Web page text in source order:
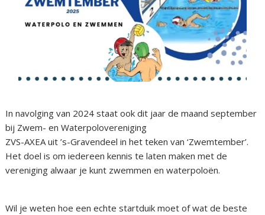
In navolging van 2024 staat ook dit jaar de maand september
bij Zwem- en Waterpolovereniging
ZVS-AXEA uit ’s-Gravendeel in het teken van ‘Zwemtember’.
Het doel is om iedereen kennis te laten maken met de
vereniging alwaar je kunt zwemmen en waterpoloën.
Wil je weten hoe een echte startduik moet of wat de beste